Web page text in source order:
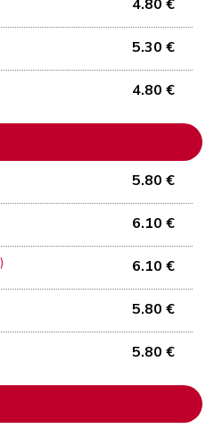
4.80 €
5.30 €
4.80 €
5.80 €
6.10 €
6.10 €
5.80 €
5.80 €